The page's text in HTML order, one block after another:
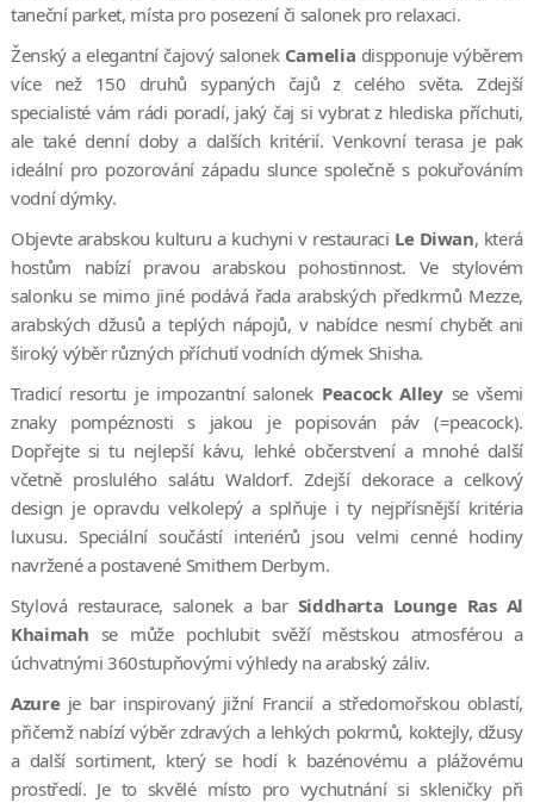
taneční parket, místa pro posezení či salonek pro relaxaci.
Ženský a elegantní čajový salonek Camelia dispponuje výběrem
více než 150 druhů sypaných čajů z celého světa. Zdejší
specialisté vám rádi poradí, jaký čaj si vybrat z hlediska příchuti,
ale také denní doby a dalších kritérií. Venkovní terasa je pak
ideální pro pozorování západu slunce společně s pokuřováním
vodní dýmky.
Objevte arabskou kulturu a kuchyni v restauraci Le Diwan, která
hostům nabízí pravou arabskou pohostinnost. Ve stylovém
salonku se mimo jiné podává řada arabských předkrmů Mezze,
arabských džusů a teplých nápojů, v nabídce nesmí chybět ani
široký výběr různých příchutí vodních dýmek Shisha.
Tradicí resortu je impozantní salonek Peacock Alleyse všemi
znaky pompéznosti s jakou je popisován páv (=peacock).
Dopřejte si tu nejlepší kávu, lehké občerstvení a mnohé další
včetně proslulého salátu Waldorf. Zdejší dekorace a celkový
design je opravdu velkolepý a splňuje i ty nejpřísnější kritéria
luxusu. Speciální součástí interiérů jsou velmi cenné hodiny
navržené a postavené Smithem Derbym.
Stylová restaurace, salonek a bar Siddharta Lounge Ras Al
Khaimah se může pochlubit svěží městskou atmosférou a
úchvatnými 360stupňovými výhledy na arabský záliv.
Azureje bar inspirovaný jižní Francií a středomořskou oblastí,
přičemž nabízí výběr zdravých a lehkých pokrmů, koktejly, džusy
a další sortiment, který se hodí k bazénovému a plážovému
prostředí. Je to skvělé místo pro vychutnání si skleničky při